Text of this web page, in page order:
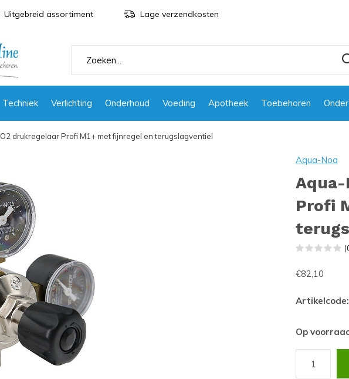
Techniek Verlichting Onderhoud Voeding Apotheek Toebehoren
Uitgebreid assortiment Lage verzendkosten
drukregelaar Profi M1+ met fijnregel en terugslagventiel
Aqua-Noa
Aqua-
Profi
€82,10
Artikelcode:
Op